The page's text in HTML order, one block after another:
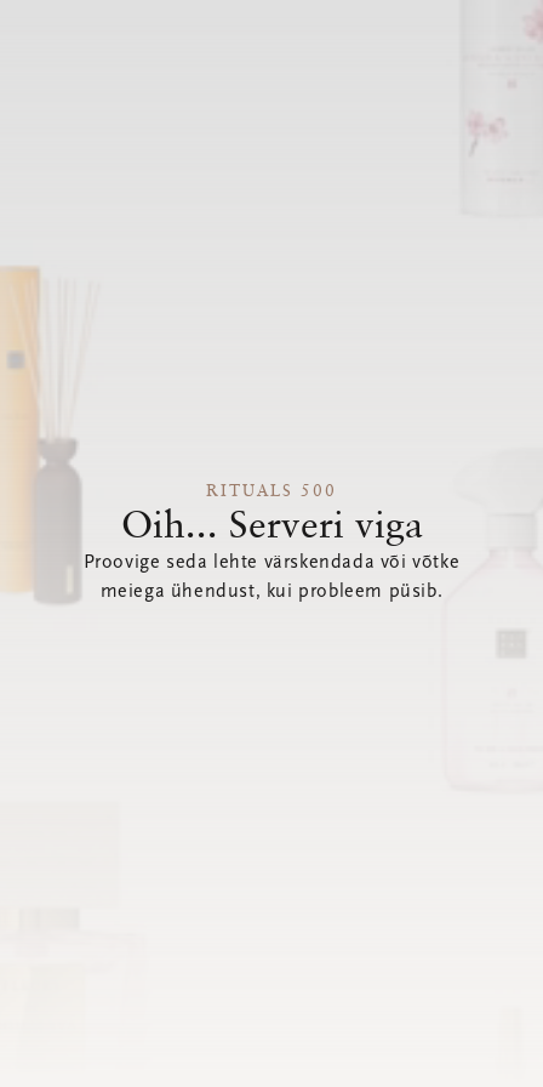
RITUALS 500
Oih... Serveri viga
Proovige seda lehte värskendada või võtke
meiega ühendust, kui probleem püsib.